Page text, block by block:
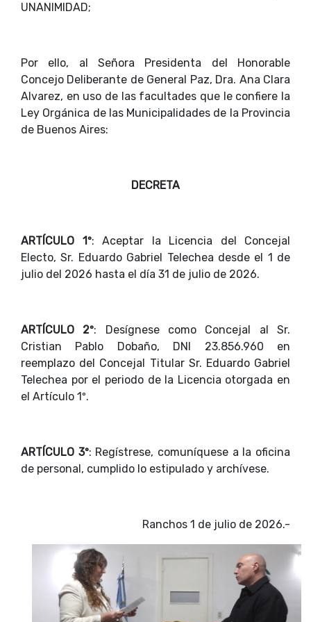
UNANIMIDAD;
Por ello, al Señora Presidenta del Honorable
Concejo Deliberante de General Paz, Dra. Ana Clara
Alvarez, en uso de las facultades que le confiere la
Ley Orgánica de las Municipalidades de la Provincia
de Buenos Aires:
DECRETA
ARTÍCULO 1º: Aceptar la Licencia del Concejal
Electo, Sr. Eduardo Gabriel Telechea desde el 1 de
julio del 2026 hasta el día 31 de julio de 2026.
ARTÍCULO 2º: Desígnese como Concejal al Sr.
Cristian Pablo Dobaño, DNI 23.856.960 en
reemplazo del Concejal Titular Sr. Eduardo Gabriel
Telechea por el periodo de la Licencia otorgada en
el Artículo 1º.
ARTÍCULO 3º: Regístrese, comuníquese a la oficina
de personal, cumplido lo estipulado y archívese.
Ranchos 1 de julio de 2026.-